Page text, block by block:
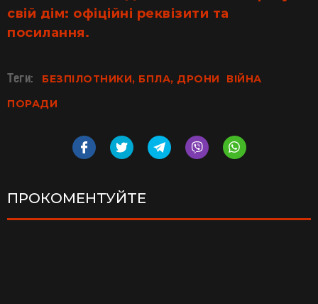
свій дім: офіційні реквізити та
посилання.
Теги: БЕЗПІЛОТНИКИ, БПЛА, ДРОНИ
ВІЙНА
ПОРАДИ
ПРОКОМЕНТУЙТЕ